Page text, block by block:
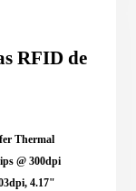
RFID de
Thermal
@ 300dpi
4.17"